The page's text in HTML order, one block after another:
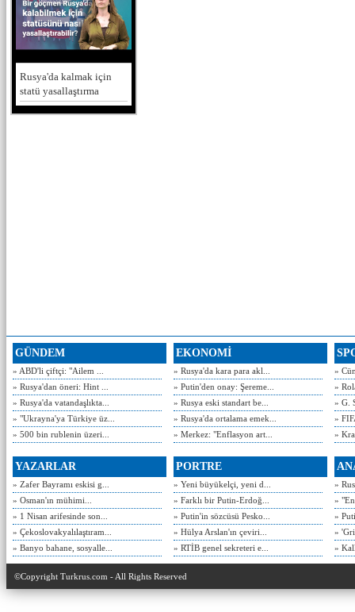
Rusya'da kalmak için
statü yasallaştırma
GÜNDEM
» ABD'li çiftçi: "Ailem ...
» Rusya'dan öneri: Hint ...
» Rusya'da vatandaşlıkta...
» "Ukrayna'ya Türkiye üz...
» 500 bin rublenin üzeri...
EKONOMİ
» Rusya'da kara para akl...
» Putin'den onay: Şereme...
» Rusya eski standart be...
» Rusya'da ortalama emek...
» Merkez: "Enflasyon art...
»
»
» G.
»
»
YAZARLAR
» Zafer Bayramı eskisi g...
» Osman'ın mühimi...
» 1 Nisan arifesinde son...
» Çekoslovakyalılaştıram...
» Banyo bahane, sosyalle...
PORTRE
» Yeni büyükelçi, yeni d...
» Farklı bir Putin-Erdoğ...
» Putin'in sözcüsü Pesko...
» Hülya Arslan'ın çeviri...
» RTİB genel sekreteri e...
»
»
»
»
»
©Copyright Turkrus.com - All Rights Reserved